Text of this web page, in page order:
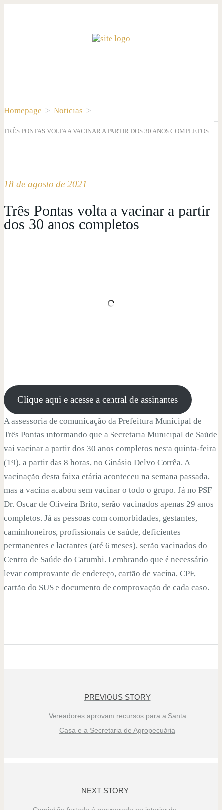
Homepage > Notícias >
TRÊS PONTAS VOLTA A VACINAR A PARTIR DOS 30 ANOS COMPLETOS
18 de agosto de 2021
Três Pontas volta a vacinar a partir
dos 30 anos completos
Clique aqui e acesse a central de assinantes
A assessoria de comunicação da Prefeitura Municipal de
Três Pontas informando que a Secretaria Municipal de Saúde
vai vacinar a partir dos 30 anos completos nesta quinta-feira
(19), a partir das 8 horas, no Ginásio Delvo Corrêa. A
vacinação desta faixa etária aconteceu na semana passada,
mas a vacina acabou sem vacinar o todo o grupo. Já no PSF
Dr. Oscar de Oliveira Brito, serão vacinados apenas 29 anos
completos. Já as pessoas com comorbidades, gestantes,
caminhoneiros, profissionais de saúde, deficientes
permanentes e lactantes (até 6 meses), serão vacinados do
Centro de Saúde do Catumbi. Lembrando que é necessário
levar comprovante de endereço, cartão de vacina, CPF,
cartão do SUS e documento de comprovação de cada caso.
PREVIOUS STORY
Vereadores aprovam recursos para a Santa
Casa e a Secretaria de Agropecuária
NEXT STORY